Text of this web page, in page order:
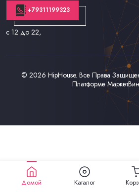
+79311199323
с 12 до 22,
© 2026 HipHouse. Все Права
Платформе
Домой Каталог